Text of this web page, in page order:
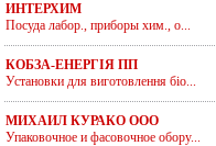
ИНТЕРХИМ
Посуда лабор., приборы хим., о...
КОБЗА-ЕНЕРГІЯ ПП
Установки для виготовлення біо...
МИХАИЛ КУРАКО ООО
Упаковочное и фасовочное обору...